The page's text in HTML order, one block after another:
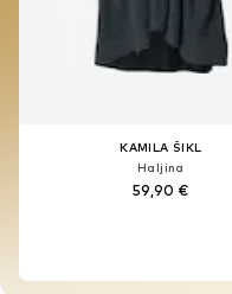
KAMILA ŠIKL
Haljina
59,90 €
KAMILA ŠIKL
Haljina
59,90 €